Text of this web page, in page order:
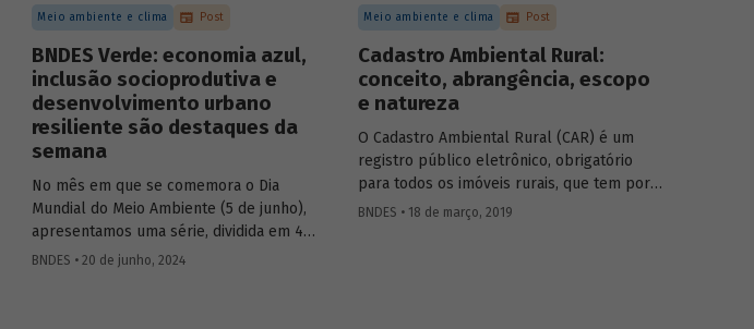
Meio ambiente e clima Post
BNDES Verde: economia azul,
inclusão socioprodutiva e
desenvolvimento urbano
resiliente são destaques da
semana
No mês em que se comemora o Dia
Mundial do Meio Ambiente (5 de junho),
apresentamos uma série, dividida em 4
partes, com as principais iniciativas do
BNDES • 20 de junho, 2024
Meio ambiente e clima Post
Cadastro Ambiental Rural:
conceito, abrangência, escopo
e natureza
O Cadastro Ambiental Rural (CAR) é um
registro público eletrônico, obrigatório
para todos os imóveis rurais, que tem por
finalidade integrar as informações
BNDES • 18 de março, 2019